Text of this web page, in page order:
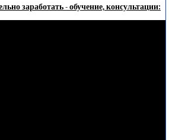
заработать - обучение, консультации: